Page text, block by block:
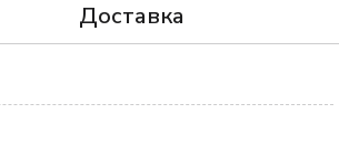
Доставка